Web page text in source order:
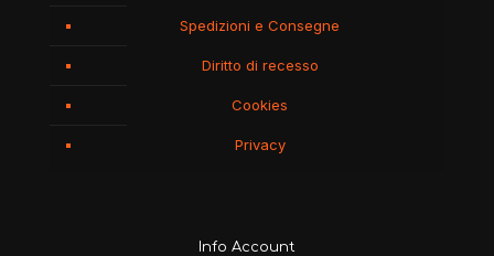
Spedizioni e Consegne
Diritto di recesso
Cookies
Privacy
Info Account